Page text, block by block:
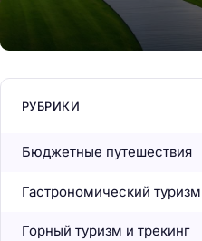
РУБРИКИ
Бюджетные путешествия
Гастрономический туризм
Горный туризм и трекинг